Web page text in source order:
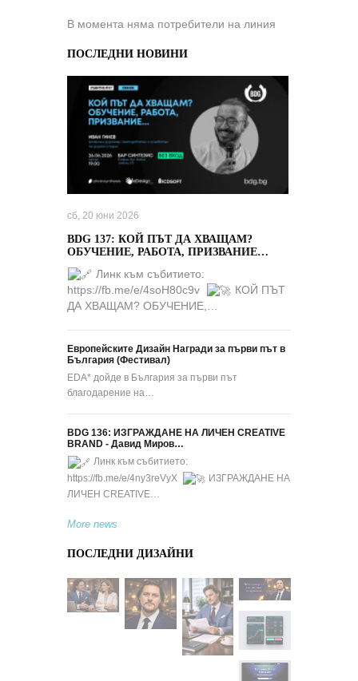
В момента няма потребители на линия
ПОСЛЕДНИ НОВИНИ
сб, 20 юни 2026
BDG 137: КОЙ ПЪТ ДА ХВАЩАМ?
ОБУЧЕНИЕ, РАБОТА, ПРИЗВАНИЕ…
Линк към събитието:
https://fb.me/e/4soH80c9v
КОЙ ПЪТ
ДА ХВАЩАМ? ОБУЧЕНИЕ,…
Европейските Дизайн Награди за първи път в
България (Фестивал)
EDA* дойде в България за първи път
благодарение на…
BDG 136: ИЗГРАЖДАНЕ НА ЛИЧЕН CREATIVE
BRAND - Давид Миров…
Линк към събитието:
https://fb.me/e/4ny3reVyX
ИЗГРАЖДАНЕ НА
ЛИЧЕН CREATIVE…
More news
ПОСЛЕДНИ ДИЗАЙНИ